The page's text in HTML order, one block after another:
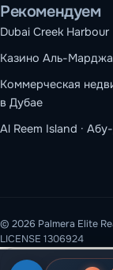
Рекомендуем
Dubai Creek Harbour
Казино Аль-
Коммерческая
в Дубае
Al Reem Island ·
© 2026 Palmera Elite
LICENSE 1306924